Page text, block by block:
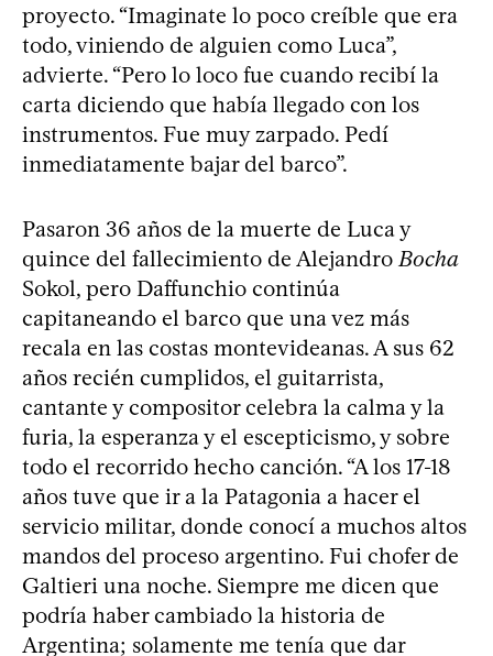
proyecto. “Imaginate lo poco creíble que era
todo, viniendo de alguien como Luca”,
advierte. “Pero lo loco fue cuando recibí la
carta diciendo que había llegado con los
instrumentos. Fue muy zarpado. Pedí
inmediatamente bajar del barco”.
Pasaron 36 años de la muerte de Luca y
quince del fallecimiento de Alejandro Bocha
Sokol, pero Daffunchio continúa
capitaneando el barco que una vez más
recala en las costas montevideanas. A sus 62
años recién cumplidos, el guitarrista,
cantante y compositor celebra la calma y la
furia, la esperanza y el escepticismo, y sobre
todo el recorrido hecho canción. “A los 17-18
años tuve que ir a la Patagonia a hacer el
servicio militar, donde conocí a muchos altos
mandos del proceso argentino. Fui chofer de
Galtieri una noche. Siempre me dicen que
podría haber cambiado la historia de
Argentina; solamente me tenía que dar